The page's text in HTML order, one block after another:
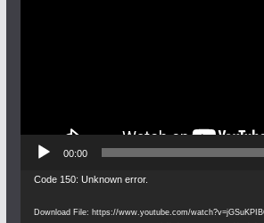
00:00
Video
Code 150: Unknown error.
Download File: https://www.youtube.com/